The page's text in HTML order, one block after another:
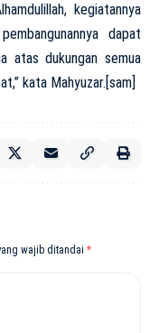
kegiatannya
dapat
atas dukungan semua
kata Mahyuzar.[sam]
wajib ditandai *